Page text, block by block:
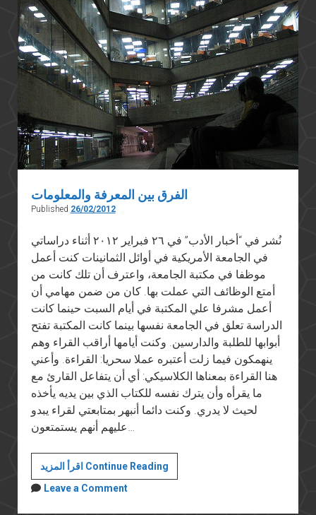
الفرق بين المعرفة والمعلومات
Published 26/02/2012
نُشر في “أخبار الأدب” في ٢٦ فبراير ٢٠١٢ أثناء دراساتي
في الجامعة الأمريكية في أوائل الثمانينات كنت أعمل
موظفا في مكتبة الجامعة، واعترف أن تلك كانت من
أمتع الوظائف التي عملت بها. كان من ضمن مهامي أن
أعمل مشرفا علي المكتبة في أيام السبت حينما كانت
الدراسة تعلق في الجامعة نفسها بينما كانت المكتبة تفتح
أبوابها للطلبة والدارسين. وكنت أيامها أراقب القراء وهم
ينهمكون فيما زلت أعتبره عملا سحريا: القراءة. وأعني
هنا القراءة بمعناها الكلاسيكي: أي أن يتفاعل القارئ مع
ما يقرأه وأن يترك نفسه للكتاب الذي بين يديه يأخذه
لحيث لا يدري. وكنت دائما أنبهر بمتابعتي لقراء يبدو
عليهم أنهم يستمتعون…
اقرأ المزيد Continue Readingالفرق
بين
Leave a Comment